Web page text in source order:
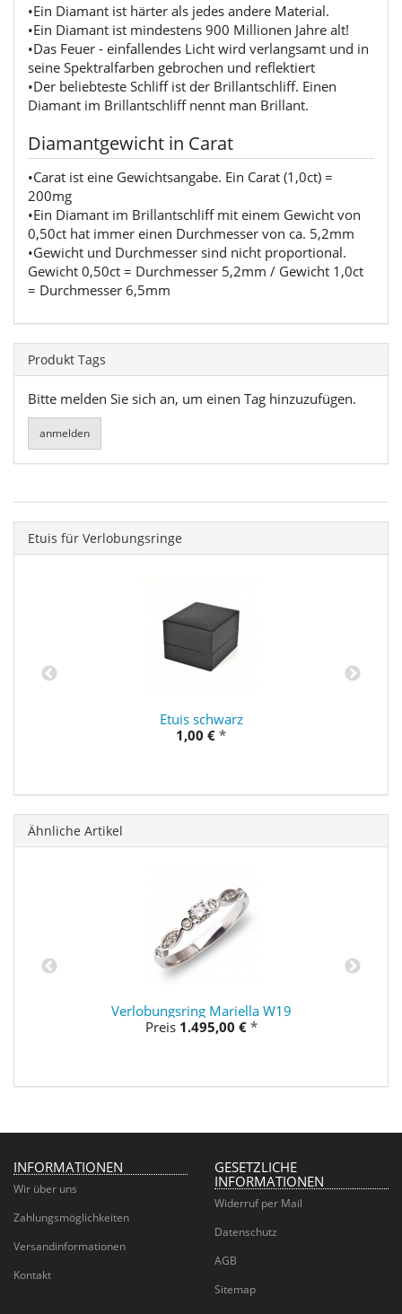
•Ein Diamant ist härter als jedes andere Material.
•Ein Diamant ist mindestens 900 Millionen Jahre alt!
•Das Feuer - einfallendes Licht wird verlangsamt und in
seine Spektralfarben gebrochen und reflektiert
•Der beliebteste Schliff ist der Brillantschliff. Einen
Diamant im Brillantschliff nennt man Brillant.
Diamantgewicht in Carat
•Carat ist eine Gewichtsangabe. Ein Carat (1,0ct) =
200mg
•Ein Diamant im Brillantschliff mit einem Gewicht von
0,50ct hat immer einen Durchmesser von ca. 5,2mm
•Gewicht und Durchmesser sind nicht proportional.
Gewicht 0,50ct = Durchmesser 5,2mm / Gewicht 1,0ct
= Durchmesser 6,5mm
Produkt Tags
Bitte melden Sie sich an, um einen Tag hinzuzufügen.
Etuis für Verlobungsringe
Etuis schwarz
1,00 € *
Ähnliche Artikel
Verlobungsring Mariella W19
Preis 1.495,00 € *
INFORMATIONEN
Wir über uns
Zahlungsmöglichkeiten
Versandinformationen
Kontakt
GESETZLICHE
INFORMATIONEN
Widerruf per Mail
Datenschutz
AGB
Sitemap